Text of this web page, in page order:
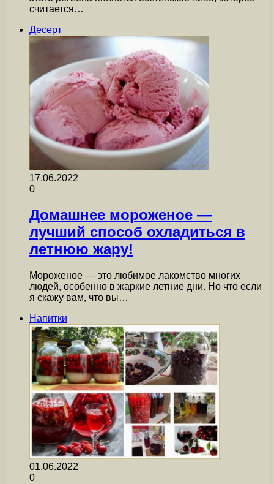
считается…
Десерт
17.06.2022
0
Домашнее мороженое —
лучший способ охладиться в
летнюю жару!
Мороженое — это любимое лакомство многих
людей, особенно в жаркие летние дни. Но что если
я скажу вам, что вы…
Напитки
01.06.2022
0